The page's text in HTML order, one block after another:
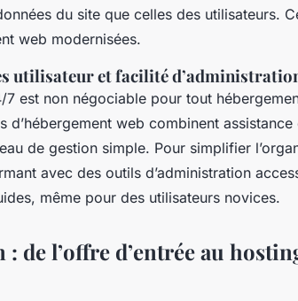
du site que celles des utilisateurs.
web modernisées.
utilisateur et facilité
est non négociable pour tout
d’hébergement web combinent assistance
de gestion simple. Pour simplifier
avec des outils d’administration
même pour des utilisateurs novices.
de l’offre d’entrée au